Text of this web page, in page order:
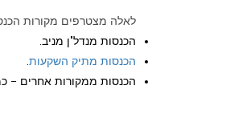
לאלה מצטרפים מקורות
הכנסות מנדל"ן מניב.
הכנסות מתיק השקעות
הכנסות ממקורות אחרים –